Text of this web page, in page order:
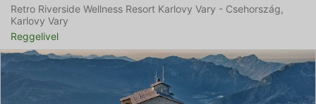
Retro Riverside Wellness Resort Karlovy Vary - Csehország,
Karlovy Vary
Reggelivel